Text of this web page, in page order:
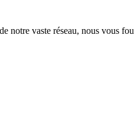
vaste réseau, nous vous